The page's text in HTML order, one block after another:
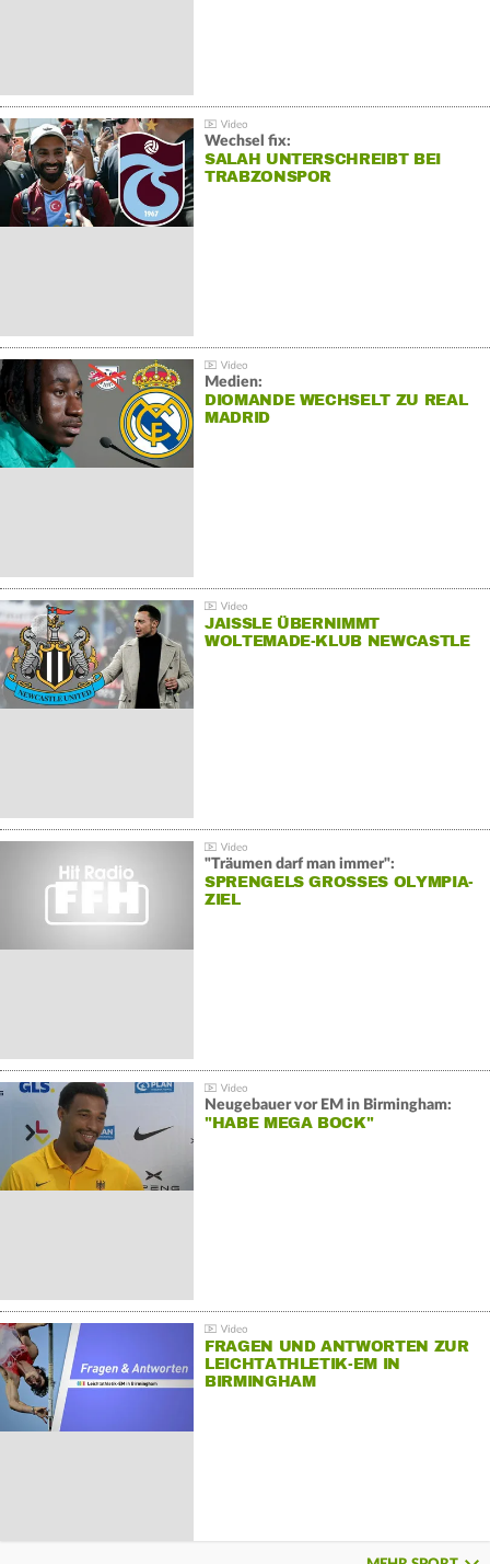
Wechsel fix:
SALAH UNTERSCHREIBT BEI
TRABZONSPOR
Medien:
DIOMANDE WECHSELT ZU REAL
MADRID
JAISSLE ÜBERNIMMT
WOLTEMADE-KLUB NEWCASTLE
"Träumen darf man immer":
SPRENGELS GROSSES OLYMPIA-Z
IEL
Neugebauer vor EM in Birmingham:
"HABE MEGA BOCK"
FRAGEN UND ANTWORTEN ZUR
LEICHTATHLETIK-EM IN
BIRMINGHAM